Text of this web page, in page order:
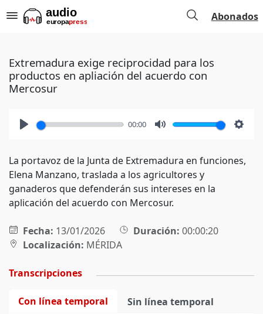
Abonados
Extremadura exige reciprocidad para los
productos en apliación del acuerdo con
Mercosur
00:00
La portavoz de la Junta de Extremadura en funciones,
Elena Manzano, traslada a los agricultores y
ganaderos que defenderán sus intereses en la
aplicación del acuerdo con Mercosur.
Fecha: 13/01/2026 Duración: 00:00:20
Localización: MÉRIDA
Transcripciones
Con línea temporal Sin línea temporal